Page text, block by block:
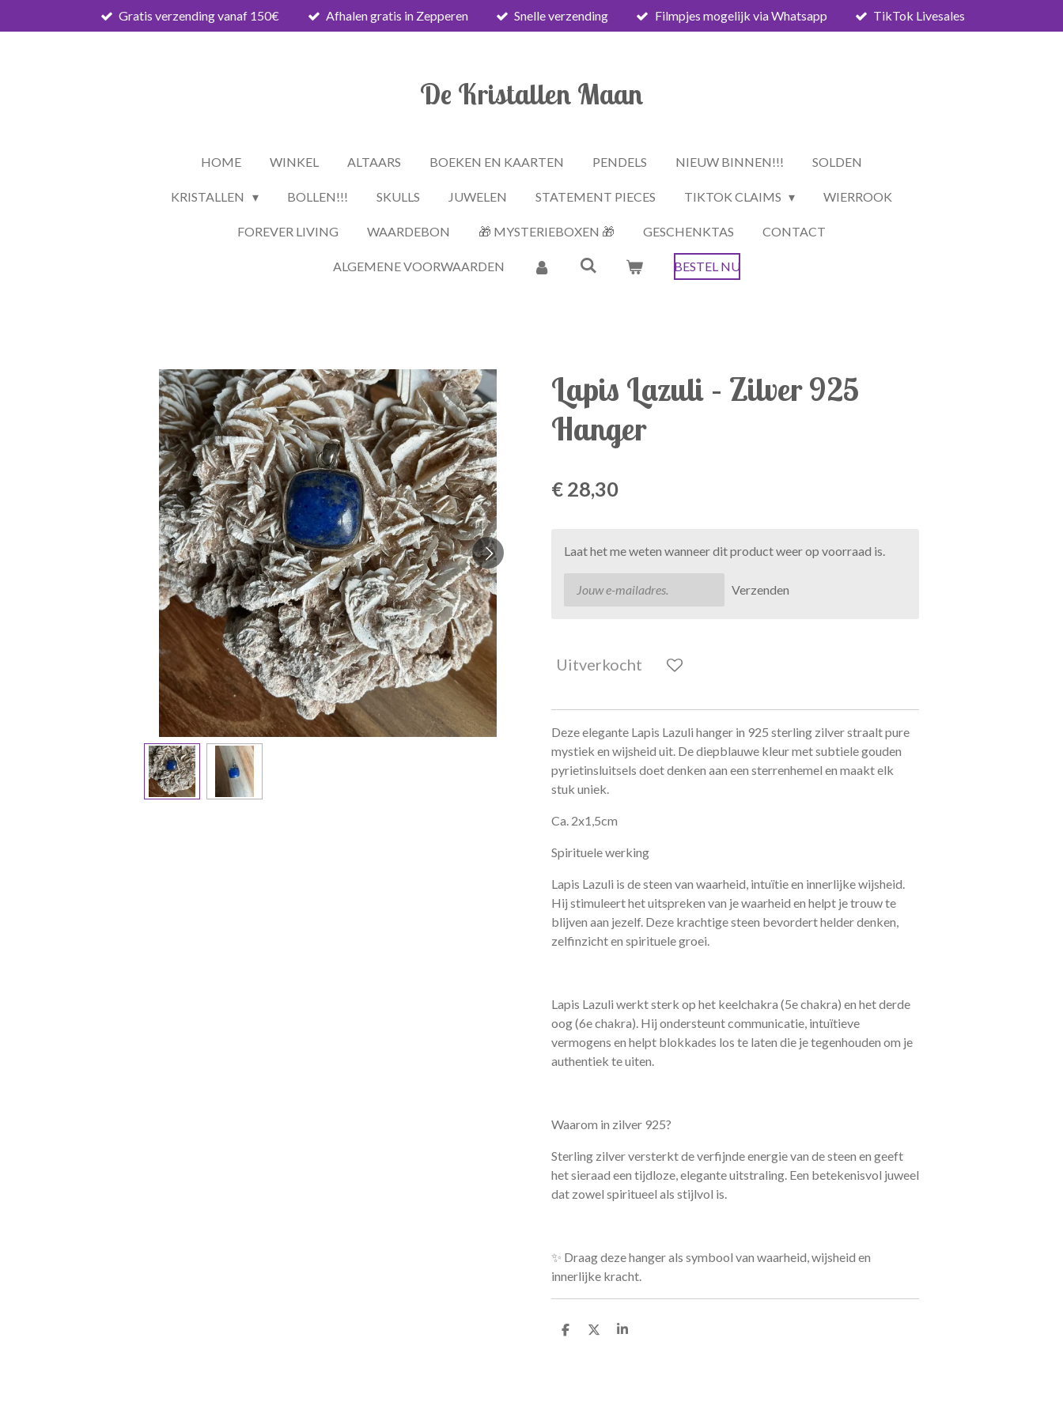
direct
Gratis verzending vanaf 150€ Afhalen gratis in Zepperen Snelle verzending Filmpjes mogelijk via Whatsapp TikTok Livesales
De Kristallen Maan
HOME WINKEL ALTAARS BOEKEN EN KAARTEN PENDELS NIEUW BINNEN!!! SOLDEN
KRISTALLEN BOLLEN!!! SKULLS JUWELEN STATEMENT PIECES TIKTOK CLAIMS WIERROOK
FOREVER LIVING WAARDEBON 🎁 MYSTERIEBOXEN 🎁 GESCHENKTAS CONTACT
ALGEMENE VOORWAARDEN BESTEL NU
Lapis Lazuli – Zilver 925
Hanger
€ 28,30
Laat het me weten wanneer dit product weer op voorraad is.
Verzenden
Uitverkocht
Deze elegante Lapis Lazuli hanger in 925 sterling zilver straalt pure
mystiek en wijsheid uit. De diepblauwe kleur met subtiele gouden
pyrietinsluitsels doet denken aan een sterrenhemel en maakt elk
stuk uniek.
Ca. 2x1,5cm
Spirituele werking
Lapis Lazuli is de steen van waarheid, intuïtie en innerlijke wijsheid.
Hij stimuleert het uitspreken van je waarheid en helpt je trouw te
blijven aan jezelf. Deze krachtige steen bevordert helder denken,
zelfinzicht en spirituele groei.
Lapis Lazuli werkt sterk op het keelchakra (5e chakra) en het derde
oog (6e chakra). Hij ondersteunt communicatie, intuïtieve
vermogens en helpt blokkades los te laten die je tegenhouden om je
authentiek te uiten.
Waarom in zilver 925?
Sterling zilver versterkt de verfijnde energie van de steen en geeft
het sieraad een tijdloze, elegante uitstraling. Een betekenisvol juweel
dat zowel spiritueel als stijlvol is.
✨ Draag deze hanger als symbool van waarheid, wijsheid en
innerlijke kracht.
D
D
S